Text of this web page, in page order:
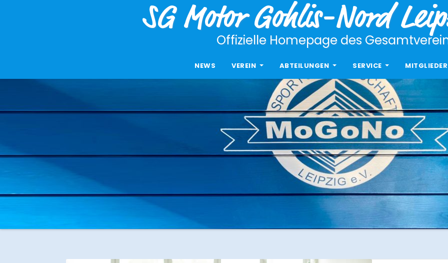
SG Motor Gohlis-Nord
Offizielle Homepage des
NEWS VEREIN ABTEILUNGEN SERVICE